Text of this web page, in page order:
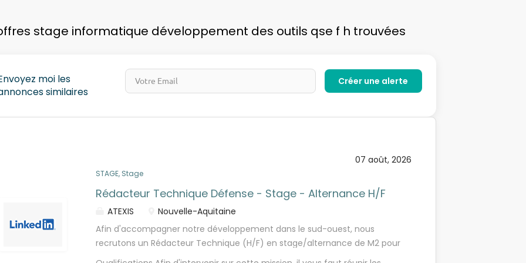
stage informatique développement des outils qse f h trouvées
moi les
similaires
07 août, 2026
STAGE, Stage
Rédacteur Technique Défense - Stage - Alternance H/F
ATEXIS
Nouvelle-Aquitaine
Afin d'accompagner notre développement dans le sud-ouest, nous
recrutons un Rédacteur Technique (H/F) en stage/alternance de M2 pour
accompagner un client des secteurs aéronautique défense à Mérignac